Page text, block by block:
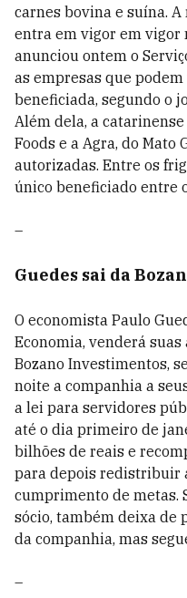
carnes bovina e suína.
entra em vigor em vigor
anunciou ontem o
as empresas que
beneficiada, segundo o
Além dela, a
Foods e a Agra, do Mato
autorizadas. Entre os
único beneficiado entre
–
Guedes sai da
O economista Paulo
Economia, venderá suas
Bozano Investimentos,
noite a companhia a
a lei para servidores
até o dia primeiro de
bilhões de reais e
para depois redistribuir
cumprimento de metas.
sócio, também deixa
da companhia, mas
–